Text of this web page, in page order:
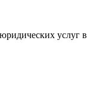
услуг в